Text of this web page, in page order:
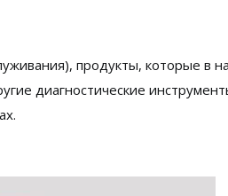
продукты, которые в
диагностические